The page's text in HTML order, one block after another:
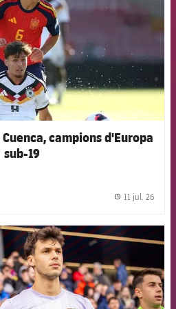
campions d'Europa
sub-19
11 jul. 26
FCB Barcelona badge